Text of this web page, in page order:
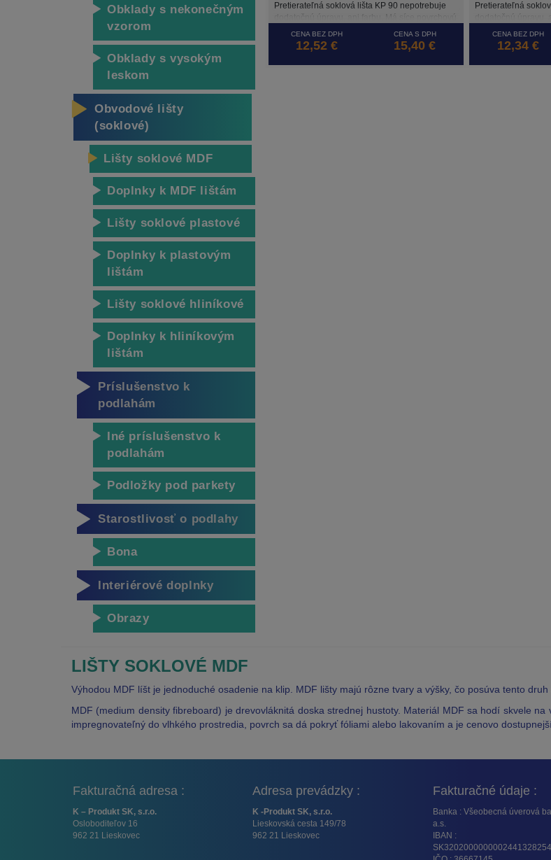
Obklady s nekonečným
vzorom
Obklady s vysokým
leskom
Obvodové lišty
(soklové)
Lišty soklové MDF
Doplnky k MDF lištám
Lišty soklové plastové
Doplnky k plastovým
lištám
Lišty soklové hliníkové
Doplnky k hliníkovým
lištám
Príslušenstvo k
podlahám
Iné príslušenstvo k
podlahám
Podložky pod parkety
Starostlivosť o podlahy
Bona
Interiérové doplnky
Obrazy
Pretierateľná soklová lišta KP 90 nepotrebuje
dodatočnú úpravu, ani farbu. Má síce povrchovú
úpravu bielym UV lakom, ale je možné ju
premaľovať, napríklad pri maľovaní steny
rovnakou farbou. Lišta je z borovicového dreva
bez hrčí s vodotesnou izoláciou lakom na
CENA BEZ DPH
12,52 €
CENA S DPH
15,40 €
Pretierateľná
dodatočnú úpravu,
úpravu bielym UV
premaľovať,
rovnakou farbou.
bez hrčí s
CENA BEZ DPH
12,34 €
LIŠTY SOKLOVÉ MDF
Výhodou MDF líšt je jednoduché osadenie na klip. MDF lišty majú rôzne tvary a výšky, čo posúva tento
MDF (medium density fibreboard) je drevovláknitá doska strednej hustoty. Materiál MDF sa hodí skvele
impregnovateľný do vlhkého prostredia, povrch sa dá pokryť fóliami alebo lakovaním a je cenovo
Fakturačná adresa :
K – Produkt SK, s.r.o.
Osloboditeľov 16
962 21 Lieskovec
Adresa prevádzky :
K -Produkt SK, s.r.o.
Lieskovská cesta 149/78
962 21 Lieskovec
Fakturačné údaje :
Banka : Všeobecná úverová
a.s.
IBAN :
SK3202000000002441328254